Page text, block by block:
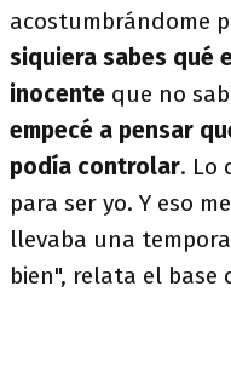
acostumbrándome
siquiera sabes qué
inocente que no
empecé a pensar
podía controlar. Lo
para ser yo. Y eso
llevaba una
bien", relata el base